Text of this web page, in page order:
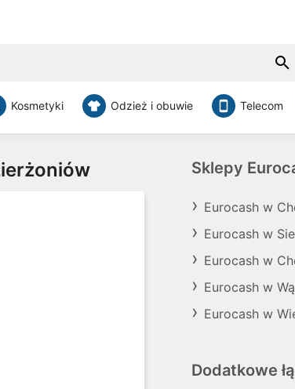
Kosmetyki Odzież i obuwie Telecom
Sklepy
Eurocash w
Eurocash w
Eurocash w
Eurocash w
Eurocash w
Dodatkowe